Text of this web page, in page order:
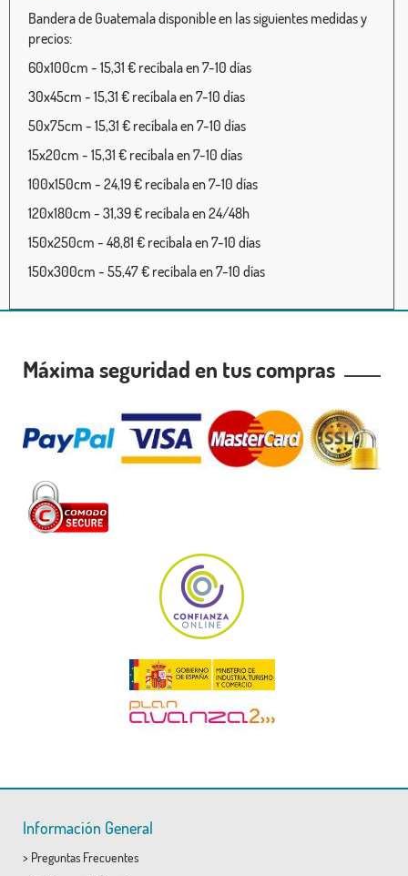
Bandera de Guatemala disponible en las siguientes medidas y
precios:
60x100cm - 15,31 € recíbala en 7-10 días
30x45cm - 15,31 € recíbala en 7-10 días
50x75cm - 15,31 € recíbala en 7-10 días
15x20cm - 15,31 € recíbala en 7-10 días
100x150cm - 24,19 € recíbala en 7-10 días
120x180cm - 31,39 € recíbala en 24/48h
150x250cm - 48,81 € recíbala en 7-10 días
150x300cm - 55,47 € recíbala en 7-10 días
Máxima seguridad en tus compras
Información General
> Preguntas Frecuentes